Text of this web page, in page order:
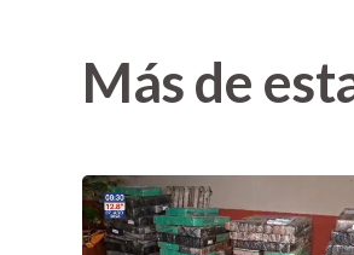
Más de